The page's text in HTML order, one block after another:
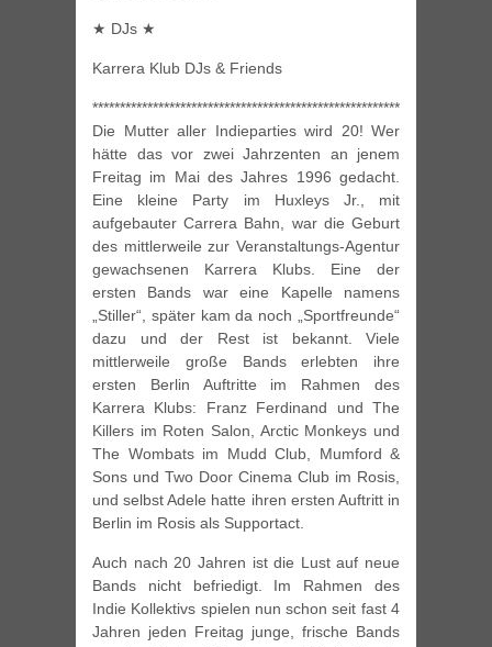
★ DJs ★
Karrera Klub DJs & Friends
*********************************************************
Die Mutter aller Indieparties wird 20! Wer
hätte das vor zwei Jahrzenten an jenem
Freitag im Mai des Jahres 1996 gedacht.
Eine kleine Party im Huxleys Jr., mit
aufgebauter Carrera Bahn, war die Geburt
des mittlerweile zur Veranstaltungs-Agentur
gewachsenen Karrera Klubs. Eine der
ersten Bands war eine Kapelle namens
„Stiller“, später kam da noch „Sportfreunde“
dazu und der Rest ist bekannt. Viele
mittlerweile große Bands erlebten ihre
ersten Berlin Auftritte im Rahmen des
Karrera Klubs: Franz Ferdinand und The
Killers im Roten Salon, Arctic Monkeys und
The Wombats im Mudd Club, Mumford &
Sons und Two Door Cinema Club im Rosis,
und selbst Adele hatte ihren ersten Auftritt in
Berlin im Rosis als Supportact.
Auch nach 20 Jahren ist die Lust auf neue
Bands nicht befriedigt. Im Rahmen des
Indie Kollektivs spielen nun schon seit fast 4
Jahren jeden Freitag junge, frische Bands